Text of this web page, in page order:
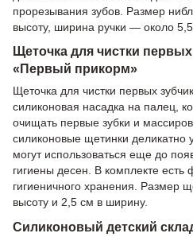
прорезывания зубов. Размер
высоту, ширина ручки — около 5,5
Щеточка для чистки
«Первый прикорм»
Щеточка для чистки первых
силиконовая насадка на палец,
очищать первые зубки и
силиконовые щетинки деликатно
могут использоваться еще до
гигиены десен. В комплекте есть
гигиеничного хранения. Размер
высоту и 2,5 см в ширину.
Силиконовый детский